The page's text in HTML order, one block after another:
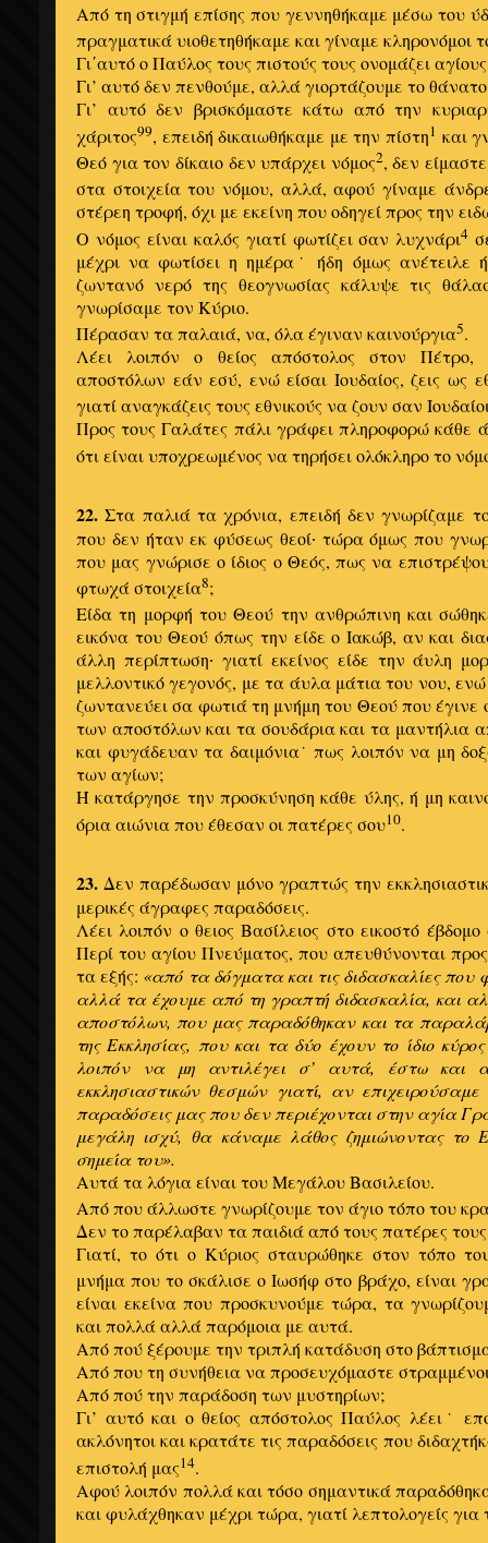
Από τη στιγμή επίσης που γεννηθήκαμε μέσω του
πραγματικά υιοθετηθήκαμε και γίναμε κληρονόμοι
Γι΄αυτό ο Παύλος τους πιστούς τους ονομάζει
Γι’ αυτό δεν πενθούμε, αλλά γιορτάζουμε το
Γι’ αυτό δεν βρισκόμαστε κάτω από την
χάριτος99, επειδή δικαιωθήκαμε με την πίστη1 και
Θεό για τον δίκαιο δεν υπάρχει νόμος2, δεν
στα στοιχεία του νόμου, αλλά, αφού γίναμε
στέρεη τροφή, όχι με εκείνη που οδηγεί προς την
Ο νόμος είναι καλός γιατί φωτίζει σαν λυχνάρι4
μέχρι να φωτίσει η ημέρα˙ ήδη όμως ανέτειλε
ζωντανό νερό της θεογνωσίας κάλυψε τις
γνωρίσαμε τον Κύριο.
Πέρασαν τα παλαιά, να, όλα έγιναν καινούργια5.
Λέει λοιπόν ο θείος απόστολος στον
αποστόλων εάν εσύ, ενώ είσαι Ιουδαίος, ζεις ως
γιατί αναγκάζεις τους εθνικούς να ζουν σαν
Προς τους Γαλάτες πάλι γράφει πληροφορώ κάθε
ότι είναι υποχρεωμένος να τηρήσει ολόκληρο το
22. Στα παλιά τα χρόνια, επειδή δεν γνωρίζαμε
που δεν ήταν εκ φύσεως θεοί· τώρα όμως που
που μας γνώρισε ο ίδιος ο Θεός, πως να
φτωχά στοιχεία8;
Είδα τη μορφή του Θεού την ανθρώπινη και
εικόνα του Θεού όπως την είδε ο Ιακώβ, αν και
άλλη περίπτωση· γιατί εκείνος είδε την άυλη
μελλοντικό γεγονός, με τα άυλα μάτια του νου,
ζωντανεύει σα φωτιά τη μνήμη του Θεού που
των αποστόλων και τα σουδάρια και τα μαντήλια
και φυγάδευαν τα δαιμόνια˙ πως λοιπόν να μη
των αγίων;
Ή κατάργησε την προσκύνηση κάθε ύλης, ή μη
όρια αιώνια που έθεσαν οι πατέρες σου10.
23. Δεν παρέδωσαν μόνο γραπτώς την
μερικές άγραφες παραδόσεις.
Λέει λοιπόν ο θειος Βασίλειος στο εικοστό
Περί του αγίου Πνεύματος, που απευθύνονται
τα εξής: «από τα δόγματα και τις διδασκαλίες που
αλλά τα έχουμε από τη γραπτή διδασκαλία, και
αποστόλων, που μας παραδόθηκαν και τα
της Εκκλησίας, που και τα δύο έχουν το ίδιο
λοιπόν να μη αντιλέγει σ’ αυτά, έστω και
εκκλησιαστικών θεσμών γιατί, αν
παραδόσεις μας που δεν περιέχονται στην αγία
μεγάλη ισχύ, θα κάναμε λάθος ζημιώνοντας το
σημεία του».
Αυτά τα λόγια είναι του Μεγάλου Βασιλείου.
Από που άλλωστε γνωρίζουμε τον άγιο τόπο του
Δεν το παρέλαβαν τα παιδιά από τους πατέρες
Γιατί, το ότι ο Κύριος σταυρώθηκε στον τόπο
μνήμα που το σκάλισε ο Ιωσήφ στο βράχο, είναι
είναι εκείνα που προσκυνούμε τώρα, τα
και πολλά αλλά παρόμοια με αυτά.
Από πού ξέρουμε την τριπλή κατάδυση στο
Από που τη συνήθεια να προσευχόμαστε
Από πού την παράδοση των μυστηρίων;
Γι’ αυτό και ο θείος απόστολος Παύλος λέει˙
ακλόνητοι και κρατάτε τις παραδόσεις που
επιστολή μας14.
Αφού λοιπόν πολλά και τόσο σημαντικά
και φυλάχθηκαν μέχρι τώρα, γιατί λεπτολογείς για